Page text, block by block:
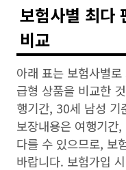
보험사별 최다
비교
아래 표는 보험사별
급형 상품을 비교한
행기간, 30세 남성 기
보장내용은 여행기간
다를 수 있으므로, 보
바랍니다. 보험가입